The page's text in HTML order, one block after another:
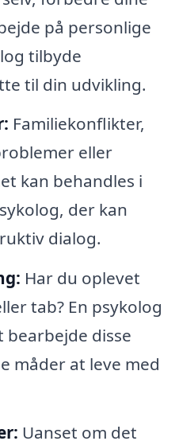
på personlige
tilbyde
til din udvikling.
Familiekonflikter,
eller
kan behandles i
der kan
dialog.
Har du oplevet
tab? En psykolog
disse
måder at leve med
Uanset om det